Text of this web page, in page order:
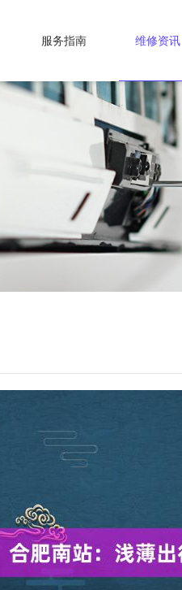
服务指南 维修资讯